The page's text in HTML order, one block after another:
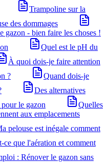
Trampoline sur la
des dommages
gazon - bien faire les choses !
Quel est le pH du
À quoi dois-je faire attention
?
Quand dois-je
Des alternatives
le gazon
Quelles
aux emplacements
pelouse est inégale comment
ce que l'aération et comment
: Rénover le gazon sans